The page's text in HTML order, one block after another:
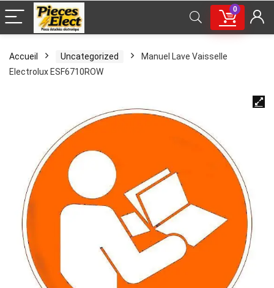
0
Accueil Uncategorized
Manuel Lave Vaisselle
Electrolux ESF6710ROW